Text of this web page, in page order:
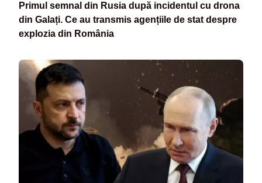
Primul semnal din Rusia după incidentul cu drona
din Galați. Ce au transmis agențiile de stat despre
explozia din România